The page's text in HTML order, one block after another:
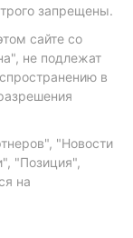
запрещены.
сайте со
не подлежат
в
"Новости
"Позиция",
на